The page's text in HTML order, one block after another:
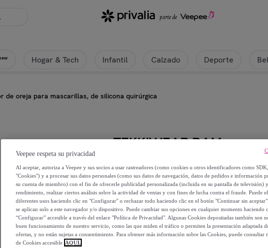
Hogar & Tech Infantil Calzado Deporte
de oreja para mascarillas, de silicona quirúrgica
TEKKIWEAR DAM
Protector de oreja para
4,99 €
6,00 €
-16 %
Veepee respeta su privacidad
Al aceptar, autoriza a Veepee y sus socios a usar rastreadores (como cookies u otros identificadores como
"Cookies") y a procesar sus datos personales (como sus datos de navegación, datos de pedidos e información
su cuenta de miembro) con el fin de ofrecerle publicidad personalizada (incluida en su pantalla de televisión)
rendimiento, realizar ciertos análisis sobre la actividad de ventas y con fines de lucha contra el fraude. Puede
diferentes usos haciendo clic en "Configurar" o rechazar todo haciendo clic en el botón "Continuar sin
se aplican solo a este navegador y/o dispositivo. Puede cambiar sus opciones en cualquier momento haciendo
“Configurar” accesible a través del enlace "Política de Privacidad". Algunas Cookies depositadas también son
buen funcionamiento de nuestro servicio, como las que miden el tráfico o permiten la presentación adaptada
ofertas, y no están sujetas a consentimiento. Para obtener más información sobre las Cookies, puede consultar
de Cookies accesible AQUÍ.